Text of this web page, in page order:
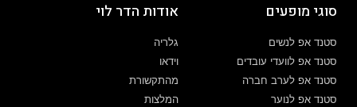
סוגי מופעים
סטנד אפ לנשים
סטנד אפ לוועדי עובדים
סטנד אפ לערב חברה
סטנד אפ לנוער
אודות הדר לוי
גלריה
וידאו
מהתקשורת
המלצות